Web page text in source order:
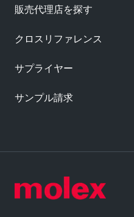
販売代理店を探す
クロスリファレンス
サプライヤー
サンプル請求